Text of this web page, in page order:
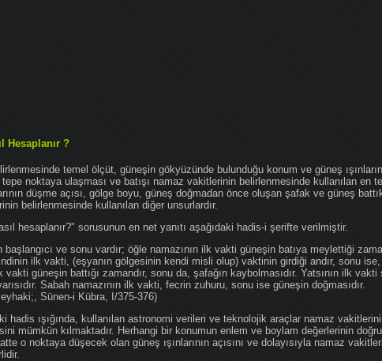
Hesaplanır ?
temel ölçüt, güneşin gökyüzünde bulunduğu konum ve güneş
noktaya ulaşması ve batışı namaz vakitlerinin belirlenmesinde kullanılan en
düşme açısı, gölge boyu, güneş doğmadan önce oluşan şafak ve güneş
belirlenmesinde kullanılan diğer unsurlardır.
hesaplanır?" sorusunun en net yanıtı aşağıdaki hadis-i şerifte verilmiştir.
başlangıcı ve sonu vardır; öğle namazının ilk vakti güneşin batıya meylettiği
ilk vakti, (eşyanın gölgesinin kendi misli olup) vaktinin girdiği andır, sonu ise,
vakti güneşin battığı zamandır, sonu da, şafağın kaybolmasıdır. Yatsının ilk
Sabah namazının ilk vakti, fecrin zuhuru, sonu ise güneşin doğmasıdır.
Sünen-i Kübra, I/375-376)
hadis ışığında, kullanılan astronomi verileri ve teknolojik araçlar namaz
mümkün kılmaktadır. Herhangi bir konumun enlem ve boylam değerlerinin
o noktaya düşecek olan güneş ışınlarının açısını ve dolayısıyla namaz